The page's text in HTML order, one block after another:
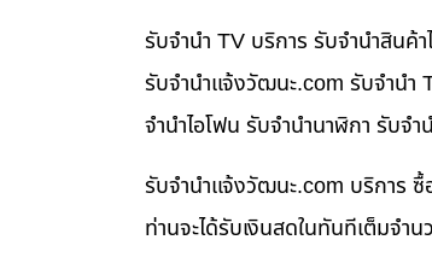
รับจำนำ TV บริการ รับจำนำสินค้
รับจํานําแจ้งวัฒนะ.com รับจำนำ
จำนำไอโฟน รับจำนำนาฬิกา รับจำ
รับจํานําแจ้งวัฒนะ.com บริการ ซื้
ท่านจะได้รับเงินสดในทันทีเต็มจำ